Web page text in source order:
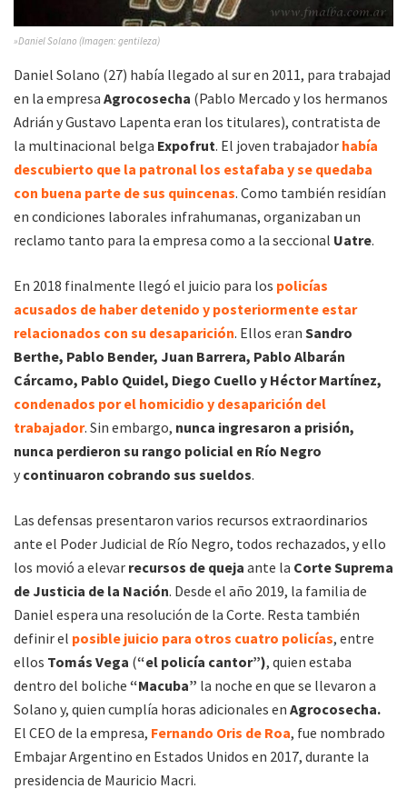
»Daniel Solano (Imagen: gentileza)
Daniel Solano (27) había llegado al sur en 2011, para trabajad
en la empresa Agrocosecha (Pablo Mercado y los hermanos
Adrián y Gustavo Lapenta eran los titulares), contratista de
la multinacional belga Expofrut. El joven trabajador había
descubierto que la patronal los estafaba y se quedaba
con buena parte de sus quincenas. Como también residían
en condiciones laborales infrahumanas, organizaban un
reclamo tanto para la empresa como a la seccional Uatre.
En 2018 finalmente llegó el juicio para los policías
acusados de haber detenido y posteriormente estar
relacionados con su desaparición. Ellos eran Sandro
Berthe, Pablo Bender, Juan Barrera, Pablo Albarán
Cárcamo, Pablo Quidel, Diego Cuello y Héctor Martínez,
condenados por el homicidio y desaparición del
trabajador. Sin embargo, nunca ingresaron a prisión,
nunca perdieron su rango policial en Río Negro
y continuaron cobrando sus sueldos.
Las defensas presentaron varios recursos extraordinarios
ante el Poder Judicial de Río Negro, todos rechazados, y ello
los movió a elevar recursos de queja ante la Corte Suprema
de Justicia de la Nación. Desde el año 2019, la familia de
Daniel espera una resolución de la Corte. Resta también
definir el posible juicio para otros cuatro policías, entre
ellos Tomás Vega (“el policía cantor”), quien estaba
dentro del boliche “Macuba” la noche en que se llevaron a
Solano y, quien cumplía horas adicionales en Agrocosecha.
El CEO de la empresa, Fernando Oris de Roa, fue nombrado
Embajar Argentino en Estados Unidos en 2017, durante la
presidencia de Mauricio Macri.